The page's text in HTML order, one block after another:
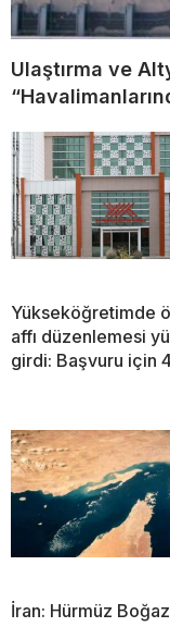
Ulaştırma ve
Yükseköğretimde
affı düzenlemesi
girdi: Başvuru için
İran: Hürmüz